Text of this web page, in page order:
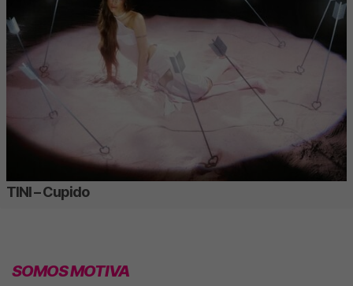
TINI – Cupido
SOMOS MOTIVA